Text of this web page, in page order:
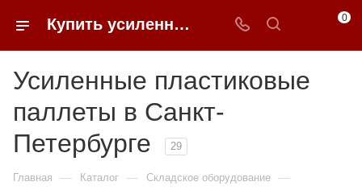
Купить усиленные пластиковые паллеты в Санкт-Петербурге недорого | 0FFER 0
Усиленные пластиковые
паллеты в Санкт-
Петербурге
29
Главная — Каталог — Складское оборудование —